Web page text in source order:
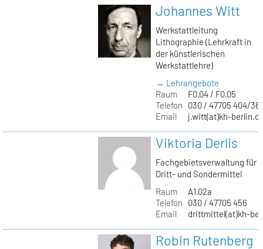
Johannes Witt
Werkstattleitung
Lithographie (Lehrkraft in
der künstlerischen
Werkstattlehre)
→ Lehrangebote
Raum
F0.04 / F0.05
Telefon
030 / 47705 404/
Email
j.witt(at)kh-
Viktoria Derlis
Fachgebietsverwaltung für
Dritt- und Sondermittel
Raum
A1.02a
Telefon
030 / 47705 456
Email
drittmittel(at)kh-
Robin Rutenberg